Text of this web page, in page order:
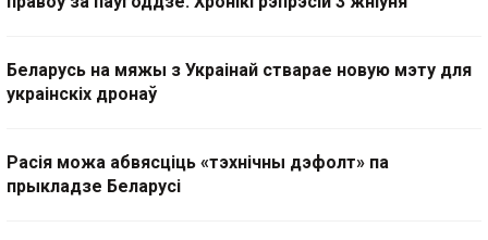
Беларусь на мяжы з Украінай стварае новую мэту для
украінскіх дронаў
Расія можа абвясціць «тэхнічны дэфолт» па
прыкладзе Беларусі